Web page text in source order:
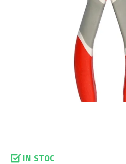
IN STOC